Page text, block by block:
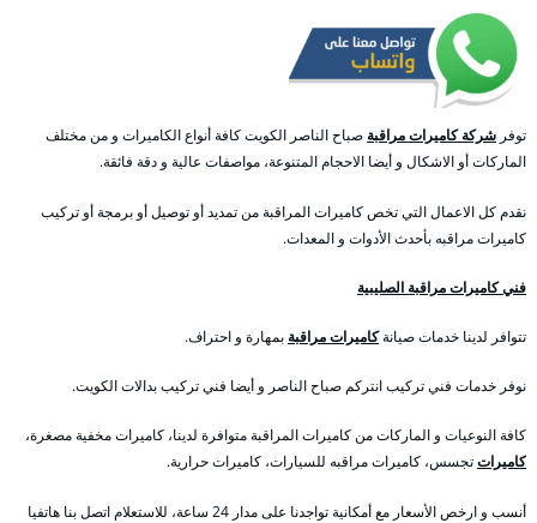
توفر شركة كاميرات مراقبة صباح الناصر الكويت كافة أنواع الكاميرات و من مختلف
الماركات أو الاشكال و أيضا الاحجام المتنوعة، مواصفات عالية و دقة فائقة.
نقدم كل الاعمال التي تخص كاميرات المراقبة من تمديد أو توصيل أو برمجة أو تركيب
كاميرات مراقبه بأحدث الأدوات و المعدات.
فني كاميرات مراقبة الصليبية
تتوافر لدينا خدمات صيانةكاميرات مراقبة بمهارة و احتراف.
نوفر خدمات فني تركيب انتركم صباح الناصر و أيضا فني تركيب بدالات الكويت.
كافة النوعيات و الماركات من كاميرات المراقبة متوافرة لدينا، كاميرات مخفية مصغرة،
كاميراتتجسس، كاميرات مراقبه للسيارات، كاميرات حرارية.
أنسب و ارخص الأسعار مع أمكانية تواجدنا على مدار 24 ساعة، للاستعلام اتصل بنا هاتفيا